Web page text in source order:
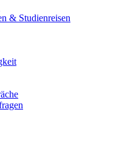
& Studienreisen